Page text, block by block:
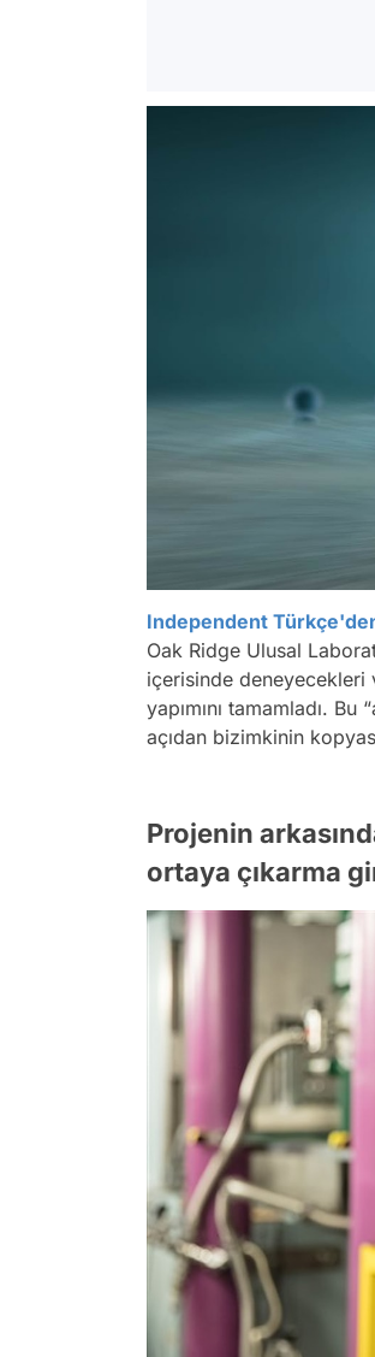
Independent
Oak Ridge Ulusal
içerisinde deneyecekleri
yapımını tamamladı.
açıdan bizimkinin
Projenin
ortaya çıkarma